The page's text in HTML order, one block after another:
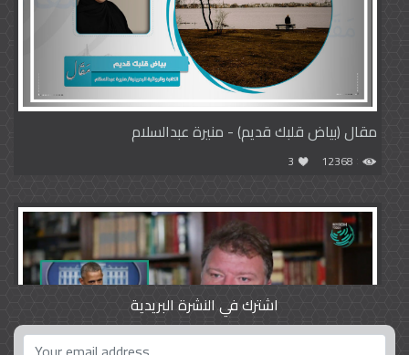
مقال (بياض قلبك قديم) - منيرة عبدالسلام
12368
3
اشترك في النشرة البريدية